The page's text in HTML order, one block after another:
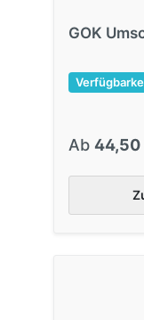
GOK
Ab 44,50